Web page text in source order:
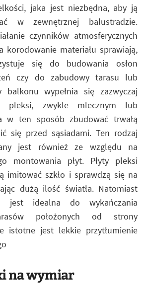
jaka jest niezbędna, aby ją
w zewnętrznej balustradzie.
czynników atmosferycznych
korodowanie materiału sprawiają,
się do budowania osłon
czy do zabudowy tarasu lub
balkonu wypełnia się zazwyczaj
pleksi, zwykle mlecznym lub
w ten sposób zbudować trwałą
się przed sąsiadami. Ten rodzaj
jest również ze względu na
montowania płyt. Płyty pleksi
imitować szkło i sprawdzą się na
dużą ilość światła. Natomiast
jest idealna do wykańczania
położonych od strony
istotne jest lekkie przytłumienie
na wymiar